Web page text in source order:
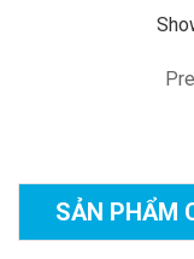
SẢN PHẨM